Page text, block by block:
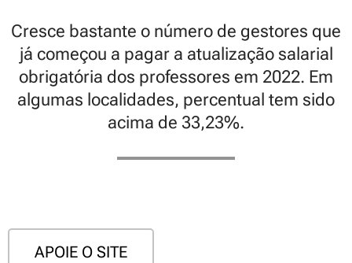
Cresce bastante o número de gestores que
já começou a pagar a atualização salarial
obrigatória dos professores em 2022. Em
algumas localidades, percentual tem sido
acima de 33,23%.
APOIE O SITE